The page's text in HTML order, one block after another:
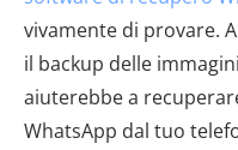
vivamente di provare.
il backup delle
aiuterebbe a
WhatsApp dal tuo